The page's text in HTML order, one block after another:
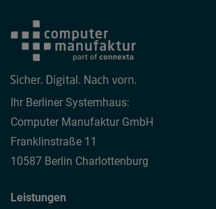
Ihr Berliner Systemhaus:
Computer Manufaktur GmbH
Franklinstraße 11
10587 Berlin Charlottenburg
Leistungen